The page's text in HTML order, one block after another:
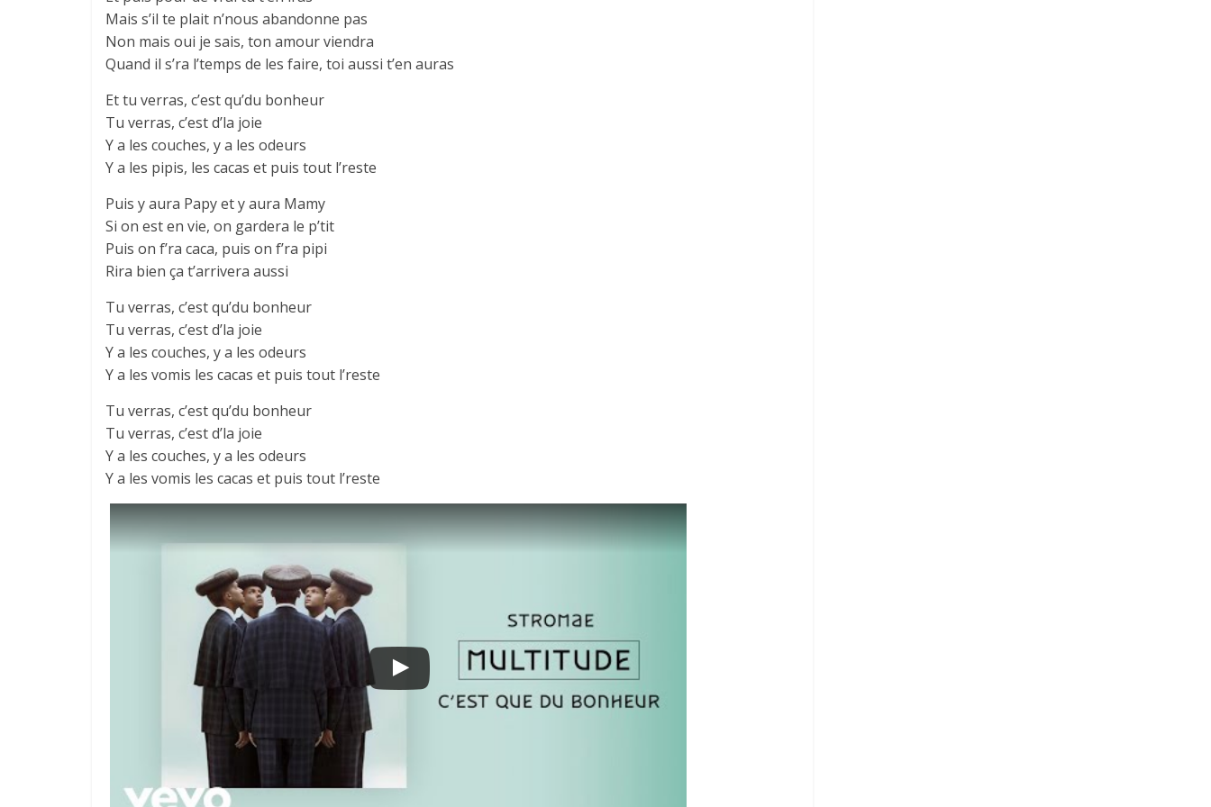
Mais s’il te plait n’nous abandonne pas
Non mais oui je sais, ton amour viendra
Quand il s’ra l’temps de les faire, toi aussi t’en auras
Et tu verras, c’est qu’du bonheur
Tu verras, c’est d’la joie
Y a les couches, y a les odeurs
Y a les pipis, les cacas et puis tout l’reste
Puis y aura Papy et y aura Mamy
Si on est en vie, on gardera le p’tit
Puis on f’ra caca, puis on f’ra pipi
Rira bien ça t’arrivera aussi
Tu verras, c’est qu’du bonheur
Tu verras, c’est d’la joie
Y a les couches, y a les odeurs
Y a les vomis les cacas et puis tout l’reste
Tu verras, c’est qu’du bonheur
Tu verras, c’est d’la joie
Y a les couches, y a les odeurs
Y a les vomis les cacas et puis tout l’reste